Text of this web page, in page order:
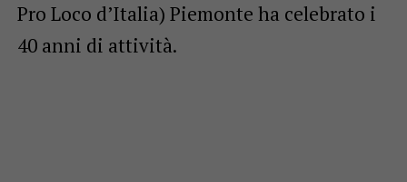
Pro Loco d’Italia) Piemonte ha celebrato i
40 anni di attività.